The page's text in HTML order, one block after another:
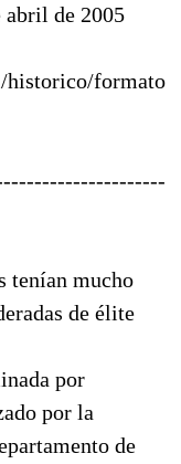
abril de 2005
tenían mucho
de élite
por
por la
de